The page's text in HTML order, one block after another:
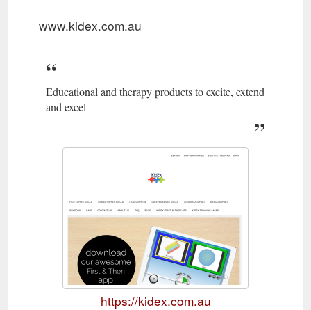
www.kidex.com.au
Educational and therapy products to excite, extend
and excel
https://kidex.com.au